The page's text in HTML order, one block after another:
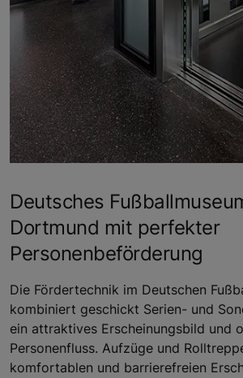
Deutsches
Dortmund mit perfekter
Personenbeförderung
Die Fördertechnik im Deutschen
kombiniert geschickt Serien- und
ein attraktives Erscheinungsbild und
Personenfluss. Aufzüge und
komfortablen und barrierefreien